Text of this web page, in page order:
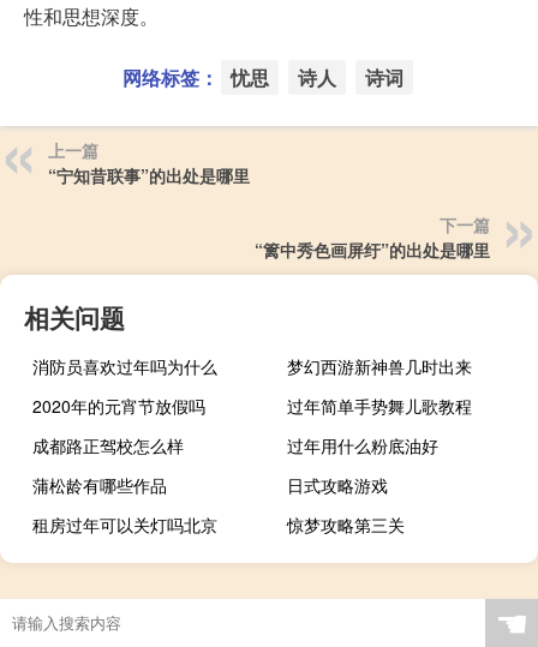
性和思想深度。
网络标签： 忧思 诗人 诗词
上一篇
“宁知昔联事”的出处是哪里
下一篇
“篱中秀色画屏纡”的出处是哪里
相关问题
消防员喜欢过年吗为什么
梦幻西游新神兽几时出来
2020年的元宵节放假吗
过年简单手势舞儿歌教程
成都路正驾校怎么样
过年用什么粉底油好
蒲松龄有哪些作品
日式攻略游戏
租房过年可以关灯吗北京
惊梦攻略第三关
☚